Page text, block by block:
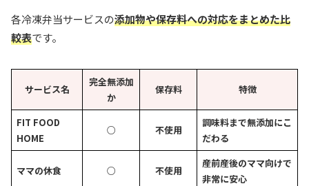
各冷凍弁当サービスの添加物や保存料への対応をまとめた比
較表です。
サービス名
完全無添加
か
保存料 特徴
FIT FOOD
HOME
○ 不使用
調味料まで無添加にこ
だわる
ママの休食 ○ 不使用
産前産後のママ向けで
非常に安心